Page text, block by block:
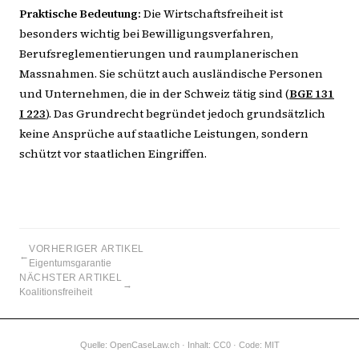
Praktische Bedeutung: Die Wirtschaftsfreiheit ist
besonders wichtig bei Bewilligungsverfahren,
Berufsreglementierungen und raumplanerischen
Massnahmen. Sie schützt auch ausländische Personen
und Unternehmen, die in der Schweiz tätig sind (BGE 131
I 223). Das Grundrecht begründet jedoch grundsätzlich
keine Ansprüche auf staatliche Leistungen, sondern
schützt vor staatlichen Eingriffen.
←
VORHERIGER ARTIKEL
Eigentumsgarantie
NÄCHSTER ARTIKEL
Koalitionsfreiheit
→
Quelle: OpenCaseLaw.ch· Inhalt: CC0 · Code: MIT